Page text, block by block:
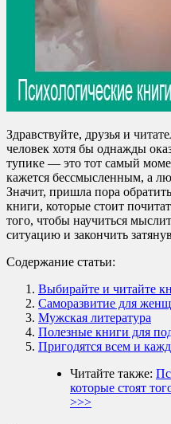
Здравствуйте, друзья и
человек хотя бы однажды
тупике — это тот самый
кажется бессмысленным, а
Значит, пришла пора
книги, которые стоит
того, чтобы научиться
ситуацию и закончить
Содержание статьи:
Выбирайте и читайте
Саморазвитие для
Мужская литература
Полезные книги для
Пригодятся всем и
Читайте также:
которые стоят
>>>